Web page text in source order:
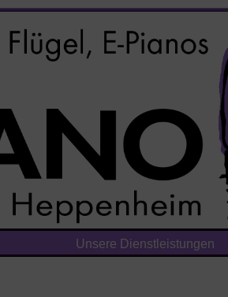
Unsere Dienstleistungen